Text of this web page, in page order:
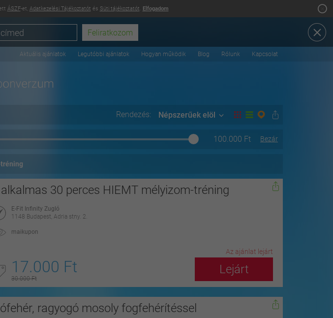
ÁSZF-et, Adatkezelési Tájékoztatót és Süti tájékoztatót. Elfogadom
Aktuális ajánlatok Legutóbbi ajánlatok Hogyan működik Blog Rólunk Kapcsolat
Rendezés: Népszerűek elöl
Bezár
100.000 Ft
30 perces HIEMT mélyizom-tréning
E-Fit Infinity Zugló
1148 Budapest, Adria stny. 2.
maikupon
Az ajánlat lejárt
17.000 Ft
30.000 Ft
Lejárt
ragyogó mosoly fogfehérítéssel